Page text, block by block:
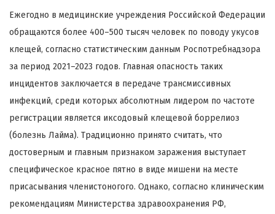
Ежегодно в медицинские учреждения Российской Федерации
обращаются более 400–500 тысяч человек по поводу укусов
клещей, согласно статистическим данным Роспотребнадзора
за период 2021–2023 годов. Главная опасность таких
инцидентов заключается в передаче трансмиссивных
инфекций, среди которых абсолютным лидером по частоте
регистрации является иксодовый клещевой боррелиоз
(болезнь Лайма). Традиционно принято считать, что
достоверным и главным признаком заражения выступает
специфическое красное пятно в виде мишени на месте
присасывания членистоногого. Однако, согласно клиническим
рекомендациям Министерства здравоохранения РФ,